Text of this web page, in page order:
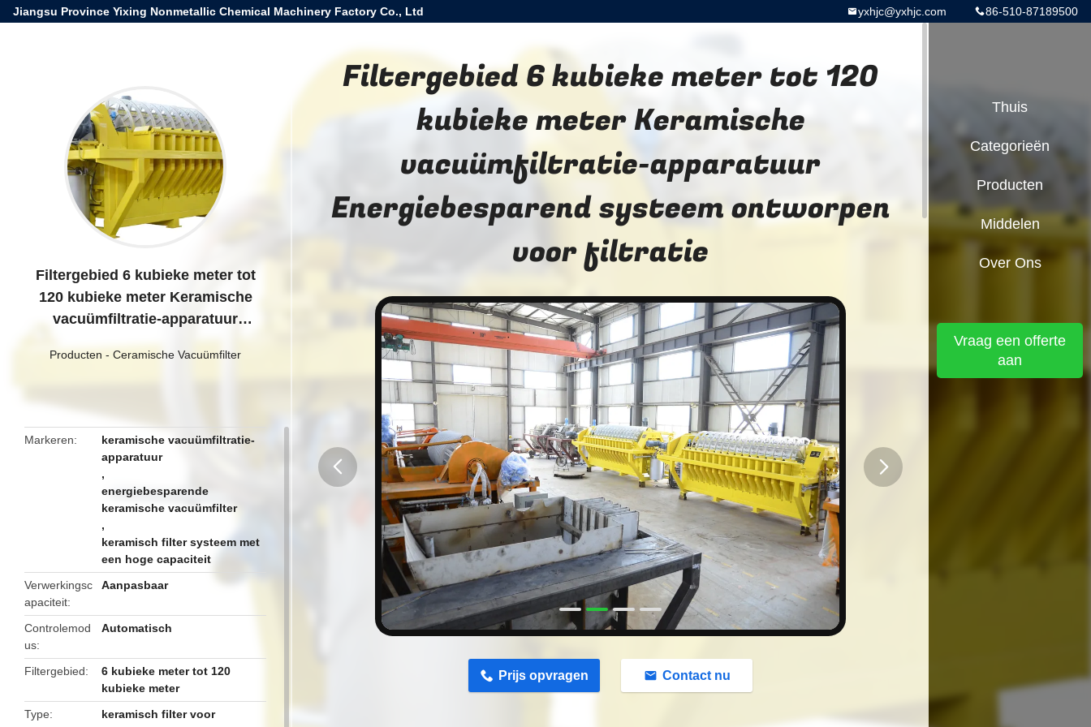
Jiangsu Province Yixing Nonmetallic Chemical Machinery Factory Co., Ltd 86-510-87189500
yxhjc@yxhjc.com
Filtergebied 6 kubieke meter tot
120 kubieke meter Keramische
vacuümfiltratie-apparatuur
Energiebesparend systeem
ontworpen voor filtratie
Producten - Ceramische Vacuümfilter
Markeren
keramische vacuümfiltratie-
apparatuur
,
energiebesparende
keramische vacuümfilter
,
keramisch filter systeem met
een hoge capaciteit
Verwerkingsc
apaciteit
Aanpasbaar
Controlemod
us
Automatisch
Filtergebied
6 kubieke meter tot 120
kubieke meter
Type
keramisch filter voor
Filtergebied 6 kubieke meter tot 120
kubieke meter Keramische
vacuümfiltratie-apparatuur
Energiebesparend systeem ontworpen
voor filtratie
Prijs opvragen Contact nu
Thuis
Categorieën
Producten
Middelen
Over Ons
Vraag een offerte
aan